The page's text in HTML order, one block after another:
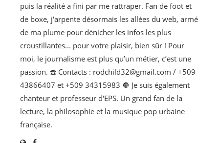
puis la réalité a fini par me rattraper. Fan de foot et
de boxe, j'arpente désormais les allées du web, armé
de ma plume pour dénicher les infos les plus
croustillantes... pour votre plaisir, bien sûr ! Pour
moi, le journalisme est plus qu’un métier, c’est une
passion. ☎️ Contacts : rodchild32@gmail.com / +509
43866407 et +509 34315983 🔘 Je suis également
chanteur et professeur d'EPS. Un grand fan de la
lecture, la philosophie et la musique pop urbaine
française.